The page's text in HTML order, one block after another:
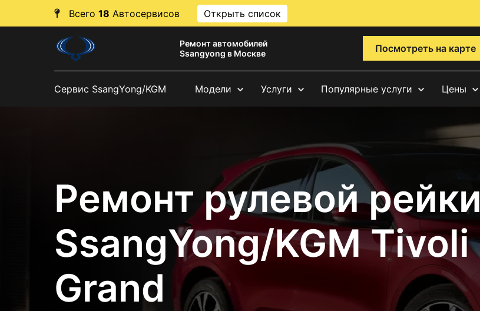
Всего 18 Автосервисов Открыть список
Ремонт автомобилей
Ssangyong в Москве
Посмотреть на карте
Сервис SsangYong/KGM Модели Услуги Популярные услуги Цены
Ремонт рулевой рейки
SsangYong/KGM Tivoli
Grand